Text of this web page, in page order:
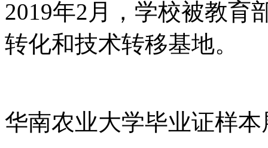
2019年2月，学校被教育
转化和技术转移基地。
华南农业大学毕业证样本